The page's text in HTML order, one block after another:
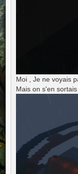
Moi , Je ne voyais
Mais on s'en